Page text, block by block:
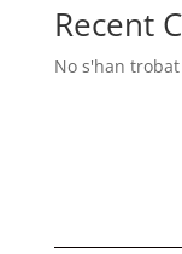
Recent
No s'han